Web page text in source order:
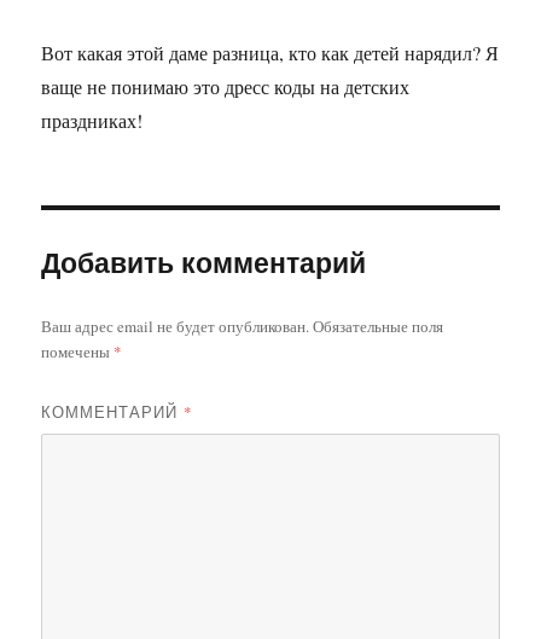
Вот какая этой даме разница, кто как детей нарядил? Я
ваще не понимаю это дресс коды на детских
праздниках!
Добавить комментарий
Ваш адрес email не будет опубликован.Обязательные поля
помечены *
КОММЕНТАРИЙ *